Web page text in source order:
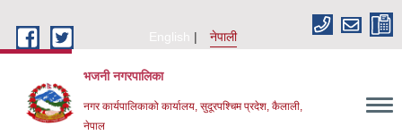
English
नेपाली
भजनी नगरपालिका
नगर कार्यपालिकाको कार्यालय, सुदूरपश्चिम प्रदेश, कैलाली,
नेपाल